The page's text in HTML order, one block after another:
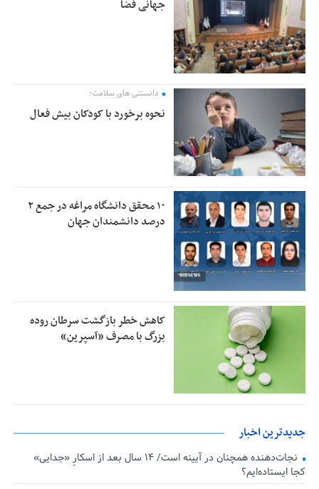
جهانی فضا
دانستنی های سلامت؛
نحوه برخورد با کودکان بیش فعال
۱۰ محقق دانشگاه مراغه در جمع ۲
درصد دانشمندان جهان
کاهش خطر بازگشت سرطان روده
بزرگ با مصرف «آسپرین»
جدیدترین اخبار
نجات‌دهنده‌ همچنان در آیینه است/ ۱۴ سال بعد از اسکارِ «جدایی»
کجا ایستاده‌ایم؟